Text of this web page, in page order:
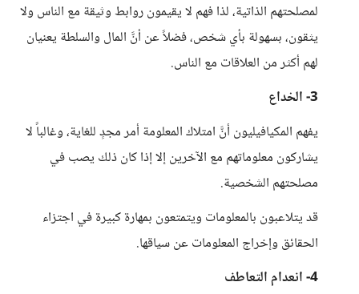
لمصلحتهم الذاتية، لذا فهم لا يقيمون روابط وثيقة مع الناس ولا
يثقون، بسهولة بأي شخص، فضلاً عن أنَّ المال والسلطة يعنيان
لهم أكثر من العلاقات مع الناس.
3- الخداع
يفهم المكيافيليون أنَّ امتلاك المعلومة أمر مجدٍ للغاية، وغالباً لا
يشاركون معلوماتهم مع الآخرين إلا إذا كان ذلك يصب في
مصلحتهم الشخصية.
قد يتلاعبون بالمعلومات ويتمتعون بمهارة كبيرة في اجتزاء
الحقائق وإخراج المعلومات عن سياقها.
4- انعدام التعاطف